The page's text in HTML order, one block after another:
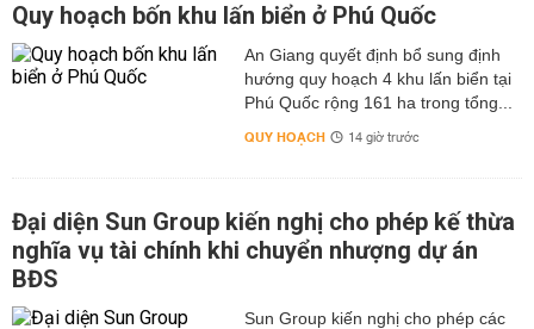
Quy hoạch bốn khu lấn biển ở Phú Quốc
An Giang quyết định bổ sung định
hướng quy hoạch 4 khu lấn biển tại
Phú Quốc rộng 161 ha trong tổng...
QUY HOẠCH 14 giờ trước
Đại diện Sun Group kiến nghị cho phép kế thừa
nghĩa vụ tài chính khi chuyển nhượng dự án
BĐS
Sun Group kiến nghị cho phép các